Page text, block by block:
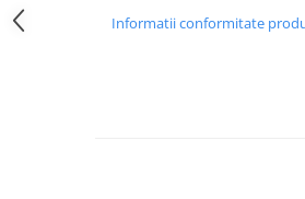
Informatii conformitate